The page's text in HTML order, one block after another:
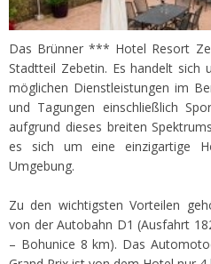
Das Brünner *** Hotel Resort
Stadtteil Zebetin. Es handelt sich
möglichen Dienstleistungen im
und Tagungen einschließlich
aufgrund dieses breiten
es sich um eine einzigartige
Umgebung.
Zu den wichtigsten Vorteilen
von der Autobahn D1 (Ausfahrt
– Bohunice 8 km). Das